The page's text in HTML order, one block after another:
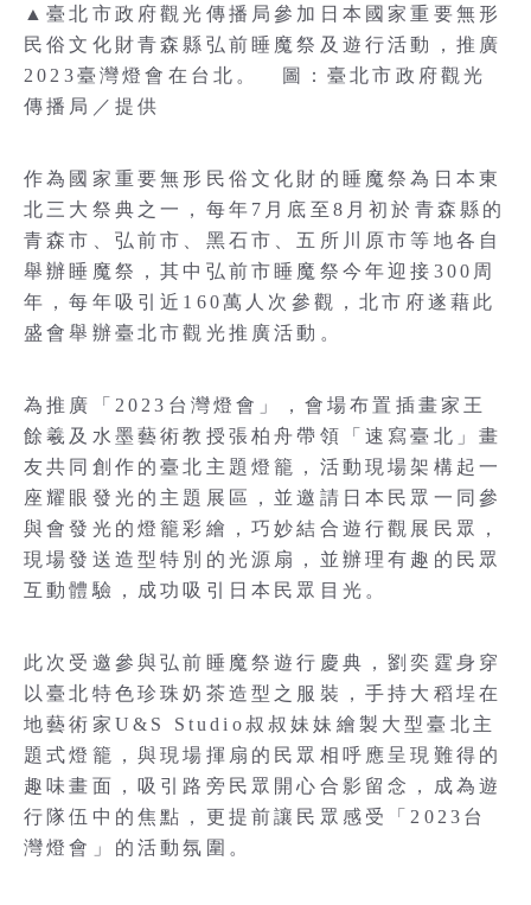
▲臺北市政府觀光傳播局參加日本國家重要無形
民俗文化財青森縣弘前睡魔祭及遊行活動，推廣
2023臺灣燈會在台北。 圖：臺北市政府觀光
傳播局／提供
作為國家重要無形民俗文化財的睡魔祭為日本東
北三大祭典之一，每年7月底至8月初於青森縣的
青森市、弘前市、黑石市、五所川原市等地各自
舉辦睡魔祭，其中弘前市睡魔祭今年迎接300周
年，每年吸引近160萬人次參觀，北市府遂藉此
盛會舉辦臺北市觀光推廣活動。
為推廣「2023台灣燈會」，會場布置插畫家王
餘羲及水墨藝術教授張柏舟帶領「速寫臺北」畫
友共同創作的臺北主題燈籠，活動現場架構起一
座耀眼發光的主題展區，並邀請日本民眾一同參
與會發光的燈籠彩繪，巧妙結合遊行觀展民眾，
現場發送造型特別的光源扇，並辦理有趣的民眾
互動體驗，成功吸引日本民眾目光。
此次受邀參與弘前睡魔祭遊行慶典，劉奕霆身穿
以臺北特色珍珠奶茶造型之服裝，手持大稻埕在
地藝術家U&S Studio叔叔妹妹繪製大型臺北主
題式燈籠，與現場揮扇的民眾相呼應呈現難得的
趣味畫面，吸引路旁民眾開心合影留念，成為遊
行隊伍中的焦點，更提前讓民眾感受「2023台
灣燈會」的活動氛圍。